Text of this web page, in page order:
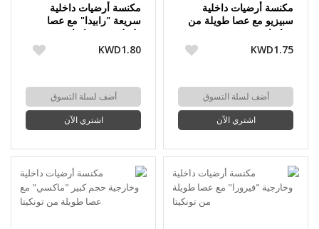
مكنسة أرضيات داخلية
سبيزيو مع عصا طويلة من
تونكيتا
KWD1.75
أضف لسلة التسوق
اشتري الآن
مكنسة أرضيات داخلية
سريعة "رابيدا" مع عصا
طويلة من تونكيتا
KWD1.80
أضف لسلة التسوق
اشتري الآن